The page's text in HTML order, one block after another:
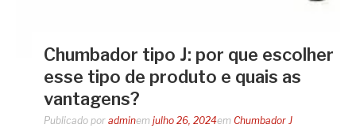
Chumbador tipo J: por que escolher
esse tipo de produto e quais as
vantagens?
Publicado por adminem julho 26, 2024em Chumbador J